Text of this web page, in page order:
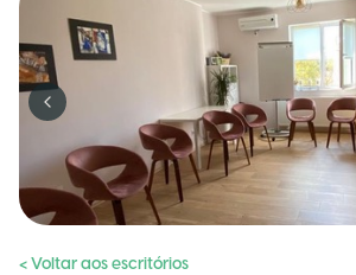
Previous slide
< Voltar aos escritórios